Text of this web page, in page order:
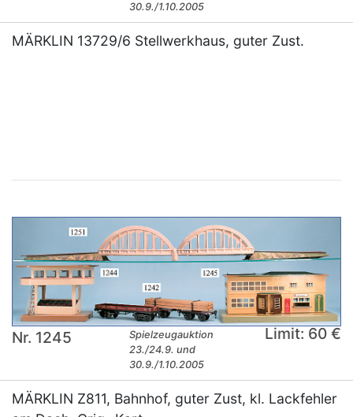
30.9./1.10.2005
MÄRKLIN 13729/6 Stellwerkhaus, guter Zust.
Nr. 1245
Spielzeugauktion
23./24.9. und
30.9./1.10.2005
Limit: 60 €
MÄRKLIN Z811, Bahnhof, guter Zust, kl. Lackfehler